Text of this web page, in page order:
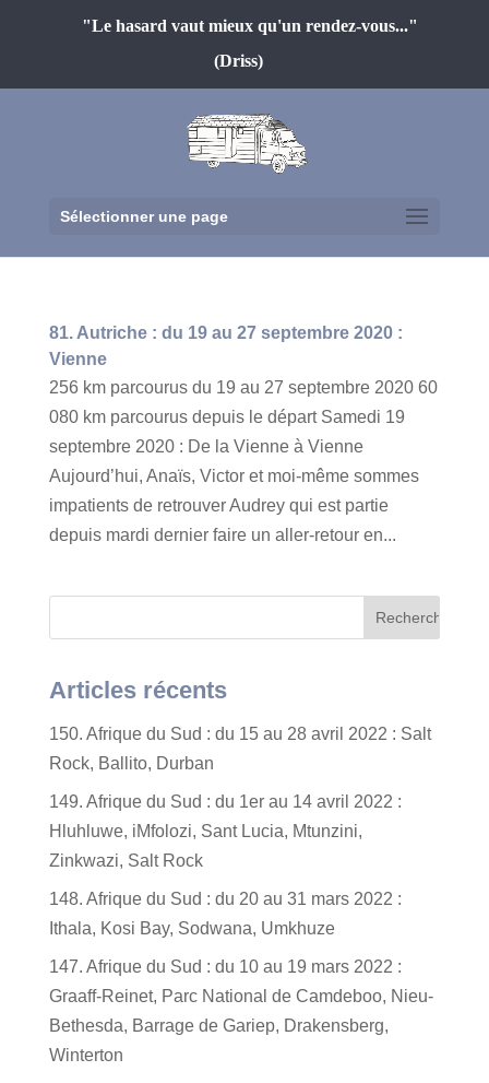
"Le hasard vaut mieux qu'un rendez-vous..."
(Driss)
Sélectionner une page
81. Autriche : du 19 au 27 septembre 2020 :
Vienne
256 km parcourus du 19 au 27 septembre 2020 60
080 km parcourus depuis le départ Samedi 19
septembre 2020 : De la Vienne à Vienne
Aujourd’hui, Anaïs, Victor et moi-même sommes
impatients de retrouver Audrey qui est partie
depuis mardi dernier faire un aller-retour en...
Articles récents
150. Afrique du Sud : du 15 au 28 avril 2022 : Salt
Rock, Ballito, Durban
149. Afrique du Sud : du 1er au 14 avril 2022 :
Hluhluwe, iMfolozi, Sant Lucia, Mtunzini,
Zinkwazi, Salt Rock
148. Afrique du Sud : du 20 au 31 mars 2022 :
Ithala, Kosi Bay, Sodwana, Umkhuze
147. Afrique du Sud : du 10 au 19 mars 2022 :
Graaff-Reinet, Parc National de Camdeboo, Nieu-
Bethesda, Barrage de Gariep, Drakensberg,
Winterton